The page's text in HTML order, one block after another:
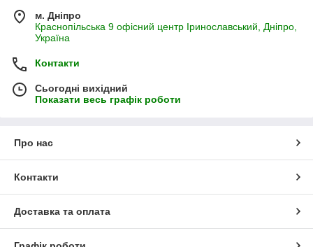
м. Дніпро
Краснопільська 9 офісний центр Іринославський, Дніпро,
Україна
Контакти
Сьогодні вихідний
Показати весь графік роботи
Про нас
Контакти
Доставка та оплата